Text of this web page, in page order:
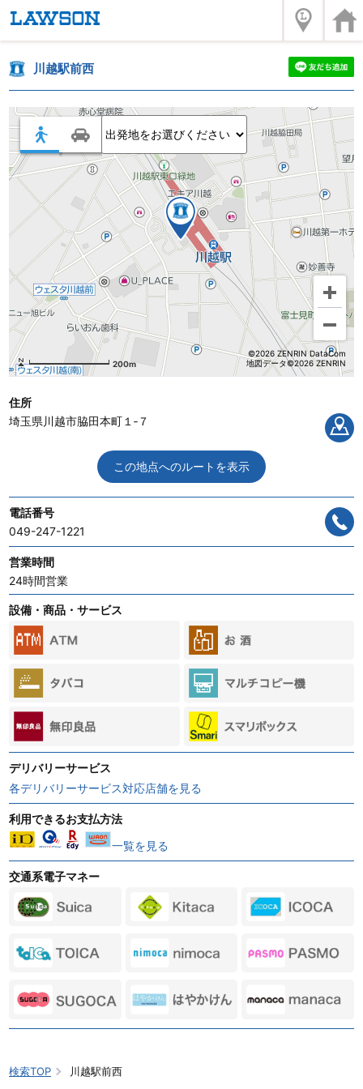
検索TOP 川越駅前西
川越駅前西
200m
©2026 ZENRIN DataCom
地図データ©2026 ZENRIN
住所
埼玉県川越市脇田本町１‐７
この地点へのルートを表示
電話番号
049-247-1221
営業時間
24時間営業
設備・商品・サービス
デリバリーサービス
各デリバリーサービス対応店舗を見る
利用できるお支払方法
一覧を見る
交通系電子マネー